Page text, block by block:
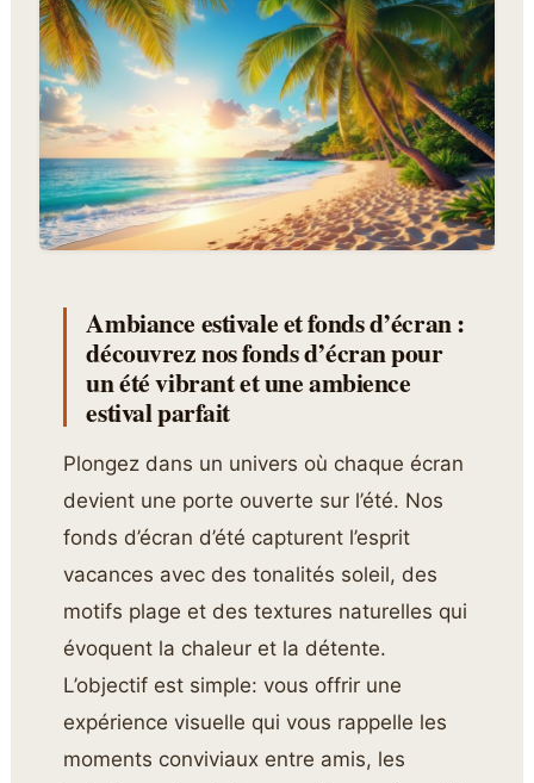
Ambiance estivale et fonds d’écran :
découvrez nos fonds d’écran pour
un été vibrant et une ambience
estival parfait
Plongez dans un univers où chaque écran
devient une porte ouverte sur l’été. Nos
fonds d’écran d’été capturent l’esprit
vacances avec des tonalités soleil, des
motifs plage et des textures naturelles qui
évoquent la chaleur et la détente.
L’objectif est simple: vous offrir une
expérience visuelle qui vous rappelle les
moments conviviaux entre amis, les